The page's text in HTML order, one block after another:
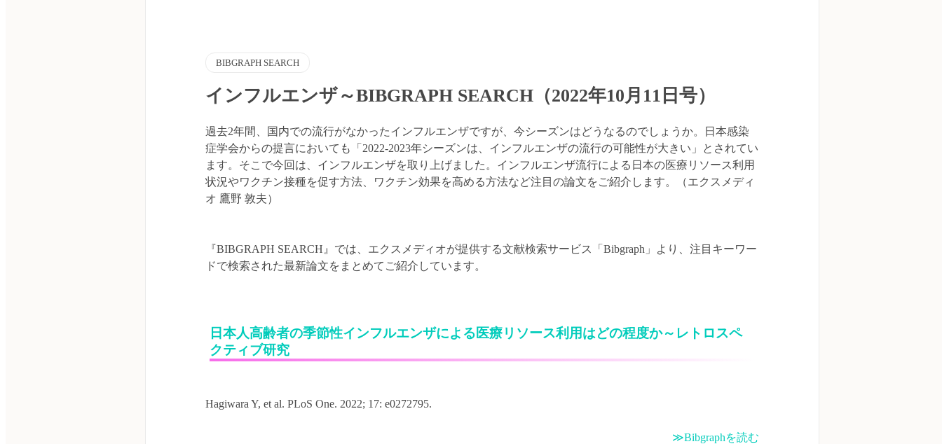
BIBGRAPH SEARCH
インフルエンザ～BIBGRAPH SEARCH（2022年10月11日号）
過去2年間、国内での流行がなかったインフルエンザですが、今シーズンはどうなるのでしょうか。日本感染
症学会からの提言においても「2022-2023年シーズンは、インフルエンザの流行の可能性が大きい」とされてい
ます。そこで今回は、インフルエンザを取り上げました。インフルエンザ流行による日本の医療リソース利用
状況やワクチン接種を促す方法、ワクチン効果を高める方法など注目の論文をご紹介します。（エクスメディ
『BIBGRAPH SEARCH』では、エクスメディオが提供する文献検索サービス「Bibgraph」より、注目キーワー
日本人高齢者の季節性インフルエンザによる医療リソース利用はどの程度か～レトロスペ
クティブ研究
≫Bibgraphを読む